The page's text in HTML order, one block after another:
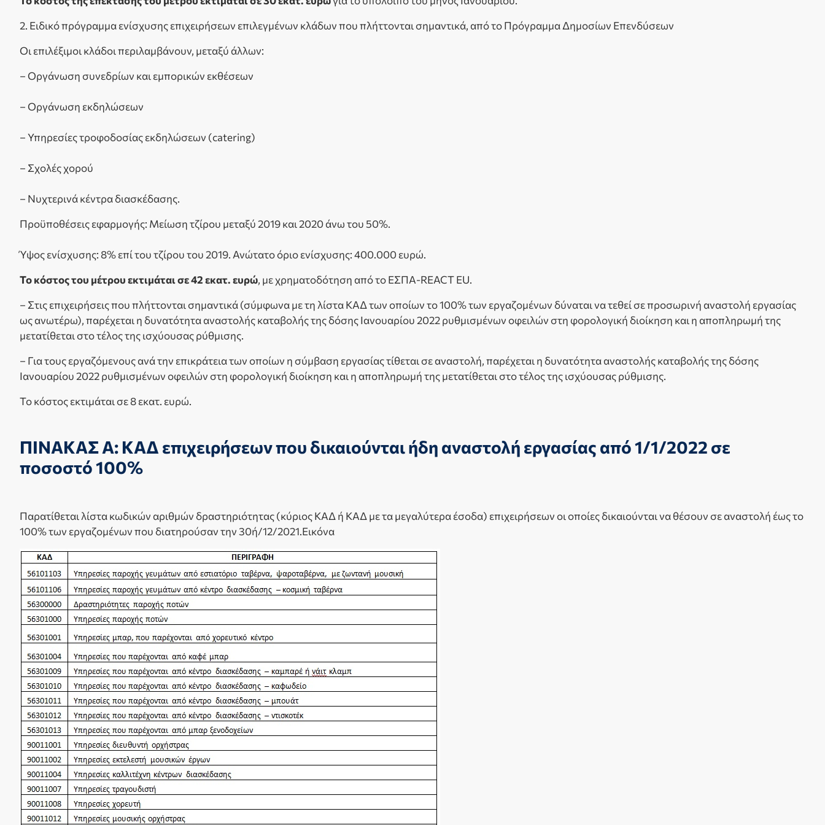
2. Ειδικό πρόγραμμα ενίσχυσης επιχειρήσεων επιλεγμένων κλάδων που πλήττονται σημαντικά, από το Πρόγραμμα Δημοσίων Επενδύσεων
Οι επιλέξιμοι κλάδοι περιλαμβάνουν, μεταξύ άλλων:
– Οργάνωση συνεδρίων και εμπορικών εκθέσεων
– Οργάνωση εκδηλώσεων
– Υπηρεσίες τροφοδοσίας εκδηλώσεων (catering)
– Σχολές χορού
– Νυχτερινά κέντρα διασκέδασης.
Προϋποθέσεις εφαρμογής: Μείωση τζίρου μεταξύ 2019 και 2020 άνω του 50%.
Ύψος ενίσχυσης: 8% επί του τζίρου του 2019. Ανώτατο όριο ενίσχυσης: 400.000 ευρώ.
Το κόστος του μέτρου εκτιμάται σε 42 εκατ. ευρώ, με χρηματοδότηση από το ΕΣΠΑ-REACT EU.
– Στις επιχειρήσεις που πλήττονται σημαντικά (σύμφωνα με τη λίστα ΚΑΔ των οποίων το 100% των εργαζομένων δύναται να τεθεί σε προσωρινή αναστολή εργασίας
ως ανωτέρω), παρέχεται η δυνατότητα αναστολής καταβολής της δόσης Ιανουαρίου 2022 ρυθμισμένων οφειλών στη φορολογική διοίκηση και η αποπληρωμή της
μετατίθεται στο τέλος της ισχύουσας ρύθμισης.
– Για τους εργαζόμενους ανά την επικράτεια των οποίων η σύμβαση εργασίας τίθεται σε αναστολή, παρέχεται η δυνατότητα αναστολής καταβολής της δόσης
Ιανουαρίου 2022 ρυθμισμένων οφειλών στη φορολογική διοίκηση και η αποπληρωμή της μετατίθεται στο τέλος της ισχύουσας ρύθμισης.
Το κόστος εκτιμάται σε 8 εκατ. ευρώ.
ΠΙΝΑΚΑΣ Α: ΚΑΔ επιχειρήσεων που δικαιούνται ήδη αναστολή εργασίας από 1/1/2022 σε
ποσοστό 100%
Παρατίθεται λίστα κωδικών αριθμών δραστηριότητας (κύριος ΚΑΔ ή ΚΑΔ με τα μεγαλύτερα έσοδα) επιχειρήσεων οι οποίες δικαιούνται να θέσουν σε αναστολή έως το
100% των εργαζομένων που διατηρούσαν την 30ή/12/2021.Εικόνα